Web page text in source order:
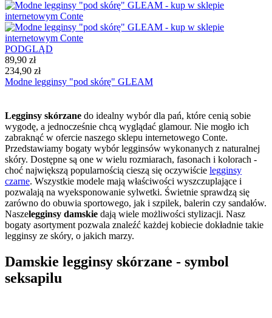
PODGLĄD
89,90 zł
234,90 zł
Modne legginsy "pod skórę" GLEAM
Legginsy skórzane do idealny wybór dla pań, które cenią sobie
wygodę, a jednocześnie chcą wyglądać glamour. Nie mogło ich
zabraknąć w ofercie naszego sklepu internetowego Conte.
Przedstawiamy bogaty wybór legginsów wykonanych z naturalnej
skóry. Dostępne są one w wielu rozmiarach, fasonach i kolorach -
choć największą popularnością cieszą się oczywiście legginsy
czarne. Wszystkie modele mają właściwości wyszczuplające i
pozwalają na wyeksponowanie sylwetki. Świetnie sprawdzą się
zarówno do obuwia sportowego, jak i szpilek, balerin czy sandałów.
Naszelegginsy damskie dają wiele możliwości stylizacji. Nasz
bogaty asortyment pozwala znaleźć każdej kobiecie dokładnie takie
legginsy ze skóry, o jakich marzy.
Damskie legginsy skórzane - symbol
seksapilu